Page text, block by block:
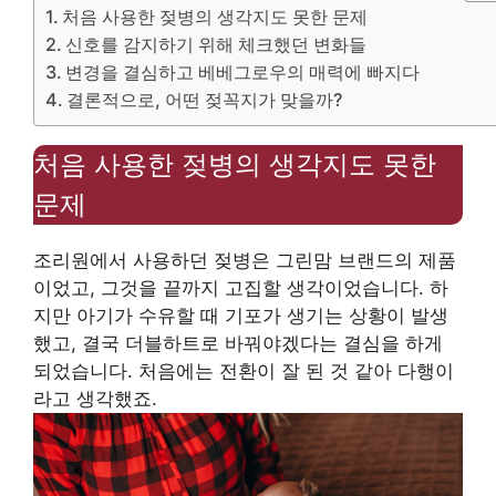
처음 사용한 젖병의 생각지도 못한 문제
신호를 감지하기 위해 체크했던 변화들
변경을 결심하고 베베그로우의 매력에 빠지다
결론적으로, 어떤 젖꼭지가 맞을까?
처음 사용한 젖병의 생각지도 못한
문제
조리원에서 사용하던 젖병은 그린맘 브랜드의 제품
이었고, 그것을 끝까지 고집할 생각이었습니다. 하
지만 아기가 수유할 때 기포가 생기는 상황이 발생
했고, 결국 더블하트로 바꿔야겠다는 결심을 하게
되었습니다. 처음에는 전환이 잘 된 것 같아 다행이
라고 생각했죠.